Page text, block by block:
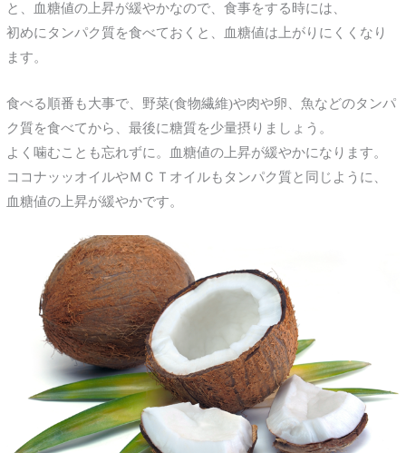
と、血糖値の上昇が緩やかなので、食事をする時には、
初めにタンパク質を食べておくと、血糖値は上がりにくくなり
ます。
食べる順番も大事で、野菜(食物繊維)や肉や卵、魚などのタンパ
ク質を食べてから、最後に糖質を少量摂りましょう。
よく噛むことも忘れずに。血糖値の上昇が緩やかになります。
ココナッッオイルやＭＣＴオイルもタンパク質と同じように、
血糖値の上昇が緩やかです。